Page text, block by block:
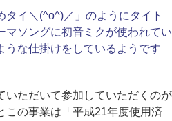
イ＼(^o^)／」のようにタイト
マソングに初音ミクが使われてい
うな仕掛けをしているようです
ただいて参加していただくのが
この事業は「平成21年度使用済